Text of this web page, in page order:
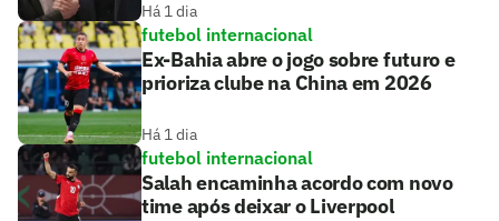
Há 1 dia
futebol internacional
Ex-Bahia abre o jogo sobre futuro e
prioriza clube na China em 2026
Há 1 dia
futebol internacional
Salah encaminha acordo com novo
time após deixar o Liverpool